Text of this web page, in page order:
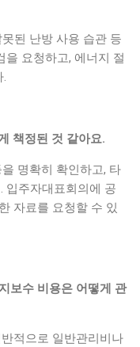
된 난방 사용 습관 등
을 요청하고, 에너지 절
.
책정된 것 같아요.
명확히 확인하고, 타
입주자대표회의에 공
자료를 요청할 수 있
보수 비용은 어떻게 관
적으로 일반관리비나